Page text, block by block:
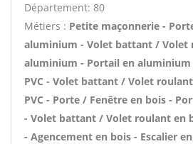
Département: 80
Métiers : Petite maçonnerie -
aluminium - Volet battant / Volet
aluminium - Portail en aluminium
PVC - Volet battant / Volet
PVC - Porte / Fenêtre en bois -
- Volet battant / Volet roulant en
- Agencement en bois - Escalier